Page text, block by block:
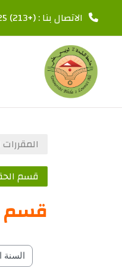
تخطى إلى المحتوى الرئيسي
الاتصال بنا : (+213) 025 25 25 25
قسم
قسم